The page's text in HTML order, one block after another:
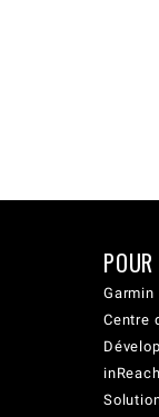
Garmin
Centre